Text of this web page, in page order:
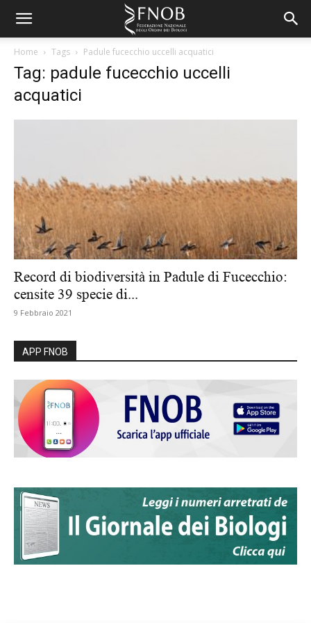
Home Tags Padule fucecchio uccelli acquatici
Tag: padule fucecchio uccelli
acquatici
Record di biodiversità in Padule di Fucecchio:
censite 39 specie di...
9 Febbraio 2021
APP FNOB